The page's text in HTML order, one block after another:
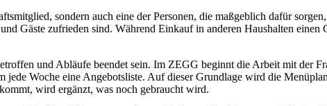
sondern auch eine der Personen, die maßgeblich dafür
Gäste zufrieden sind. Während Einkauf in anderen Haushalten
und Abläufe beendet sein. Im ZEGG beginnt die Arbeit mit der
jede Woche eine Angebotsliste. Auf dieser Grundlage wird die
wird ergänzt, was noch gebraucht wird.